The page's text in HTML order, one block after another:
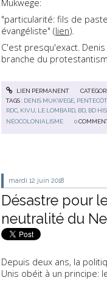
Mukwege:
"particularité: fils de
évangéliste" (lien).
C'est presqu'exact.
branche du
LIEN PERMANENT
TAGS : DENIS MUKWEGE
RDC KIVU LE LOMBARD BD BD
NÉOCOLONIALISME
0
mardi 12 juin 2018
Désastre pour
neutralité du
Depuis deux ans, la
Unis obéit à un principe: